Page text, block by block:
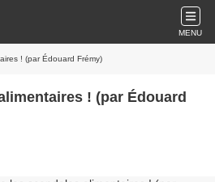
MENU
! (par Édouard Frémy)
! (par Édouard